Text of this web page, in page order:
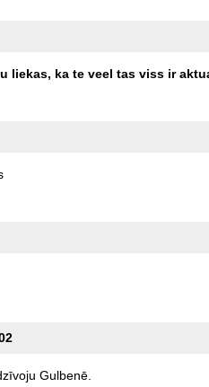
liekas, ka te veel tas viss ir
Gulbenē.